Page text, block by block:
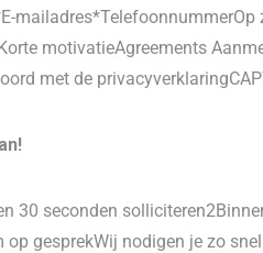
mailadres*TelefoonnummerOp
motivatieAgreements
met de
30 seconden
gesprekWij nodigen je zo